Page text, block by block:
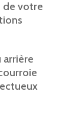
de votre
arrière